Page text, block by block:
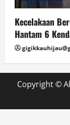
Kecelakaan
Hantam 6
Copyright ©